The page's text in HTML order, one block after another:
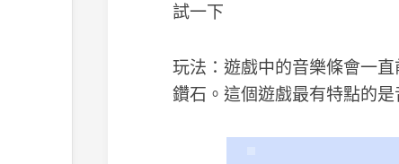
試一下
玩法：遊戲中的音樂條會一
鑽石。這個遊戲最有特點的